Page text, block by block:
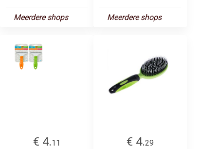
Meerdere shops Meerdere shops
€ 4.11
€ 4.29